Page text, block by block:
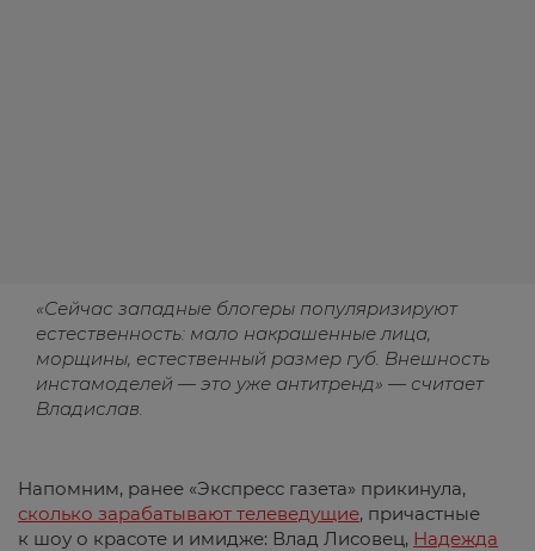
«Сейчас западные блогеры популяризируют
естественность: мало накрашенные лица,
морщины, естественный размер губ. Внешность
инстамоделей — это уже антитренд» — считает
Владислав.
Напомним, ранее «Экспресс газета» прикинула,
сколько зарабатывают телеведущие, причастные
к шоу о красоте и имидже: Влад Лисовец, Надежда